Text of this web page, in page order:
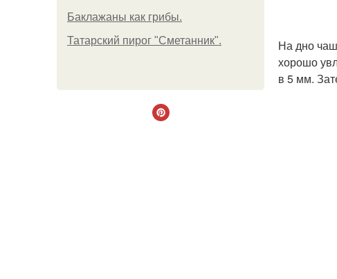
Баклажаны как грибы.
Татарский пирог "Сметанник".
На дно
хорошо
в 5 мм.